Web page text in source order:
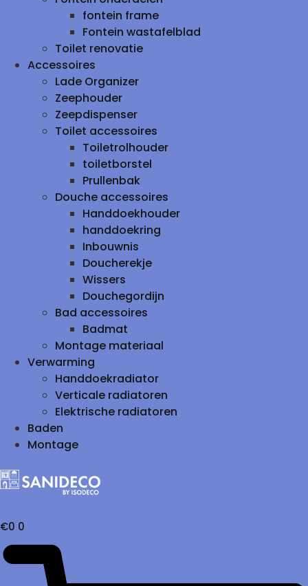
fontein frame
Fontein wastafelblad
Toilet renovatie
Accessoires
Lade Organizer
Zeephouder
Zeepdispenser
Toilet accessoires
Toiletrolhouder
toiletborstel
Prullenbak
Douche accessoires
Handdoekhouder
handdoekring
Inbouwnis
Doucherekje
Wissers
Douchegordijn
Bad accessoires
Badmat
Montage materiaal
Verwarming
Handdoekradiator
Verticale radiatoren
Elektrische radiatoren
Baden
Montage
€0 0